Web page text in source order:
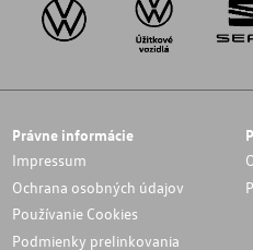
Právne informácie
Impressum
Ochrana osobných údajov
Používanie Cookies
Podmienky prelinkovania